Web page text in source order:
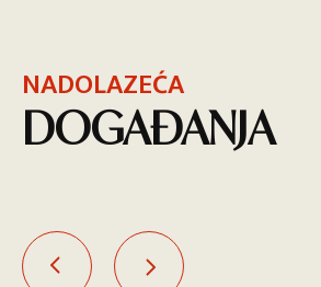
NADOLAZEĆA
DOGAĐANJA